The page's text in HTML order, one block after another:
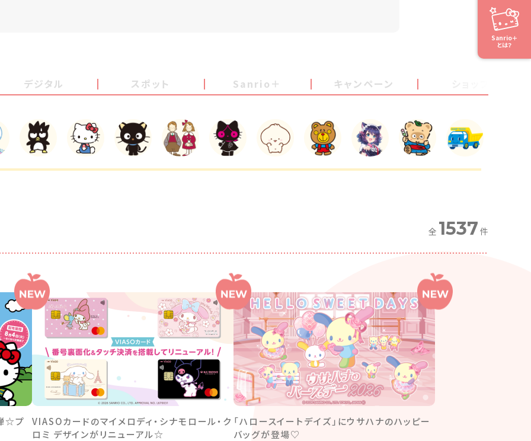
Sanrio＋
とは？
デジタル スポット Sanrio＋ キャンペーン
全 1537 件
☆プ
VIASOカードのマイメロディ・シナモロール・ク
ロミ デザインがリニューアル☆
「ハロースイートデイズ」にウサハナのハッピー
バッグが登場♡